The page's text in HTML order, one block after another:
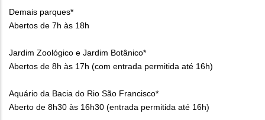
Demais parques*
Abertos de 7h às 18h
Jardim Zoológico e Jardim Botânico*
Abertos de 8h às 17h (com entrada permitida até 16h)
Aquário da Bacia do Rio São Francisco*
Aberto de 8h30 às 16h30 (entrada permitida até 16h)